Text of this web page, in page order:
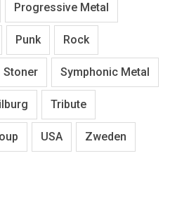
Progressive Metal
Punk Rock
Stoner Symphonic Metal
Tribute
USA Zweden